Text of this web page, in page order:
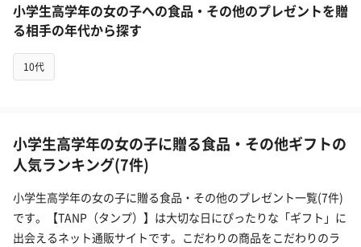
小学生高学年の女の子への食品・その他のプレゼントを贈
る相手の年代から探す
10代
小学生高学年の女の子に贈る食品・その他ギフトの
人気ランキング(7件)
小学生高学年の女の子に贈る食品・その他のプレゼント一覧(7件)
です。【TANP（タンプ）】は大切な日にぴったりな「ギフト」に
出会えるネット通販サイトです。こだわりの商品をこだわりのラ